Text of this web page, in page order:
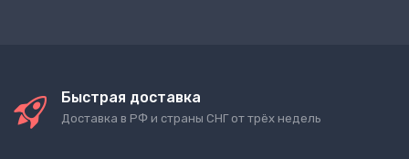
Быстрая доставка
Доставка в РФ и страны СНГ от трёх недель